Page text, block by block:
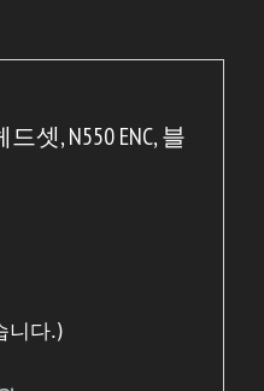
셋, N550 ENC, 블
니다.)